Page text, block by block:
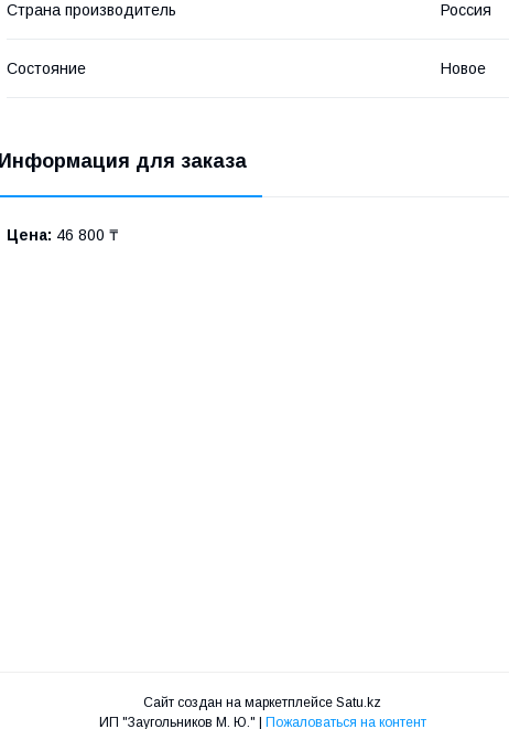
Страна производитель Россия
Состояние Новое
Информация для заказа
Цена: 46 800 ₸
Сайт создан на маркетплейсе Satu.kz
Пожаловаться на контент